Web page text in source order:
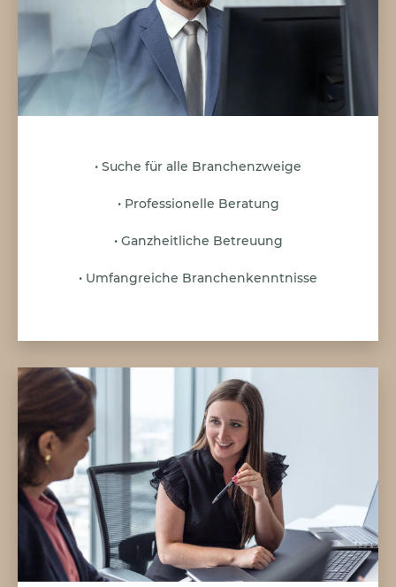
• Suche für alle Branchenzweige
• Professionelle Beratung
• Ganzheitliche Betreuung
• Umfangreiche Branchenkenntnisse